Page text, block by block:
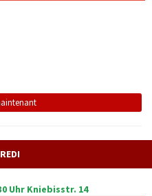
Uhr Kniebisstr. 14